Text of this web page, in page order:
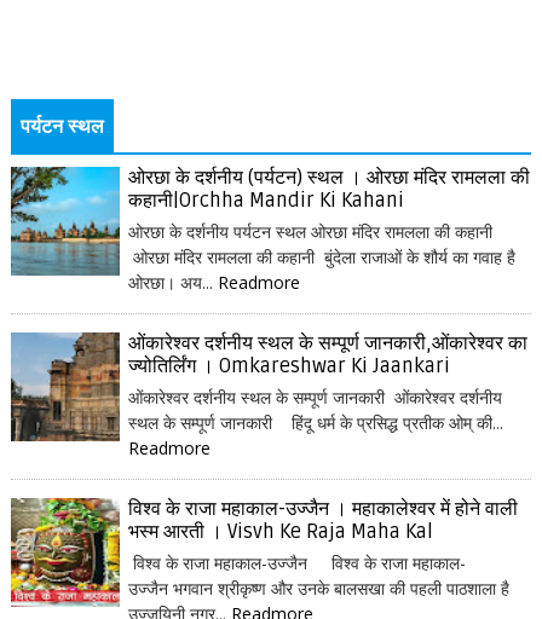
पर्यटन स्थल
ओरछा के दर्शनीय (पर्यटन) स्थल । ओरछा मंदिर रामलला की
कहानी|Orchha Mandir Ki Kahani
ओरछा के दर्शनीय पर्यटन स्थल ओरछा मंदिर रामलला की कहानी
ओरछा मंदिर रामलला की कहानी बुंदेला राजाओं के शौर्य का गवाह है
ओरछा। अय... Readmore
ओंकारेश्वर दर्शनीय स्थल के सम्पूर्ण जानकारी,ओंकारेश्वर का
ज्योतिर्लिंग । Omkareshwar Ki Jaankari
ओंकारेश्वर दर्शनीय स्थल के सम्पूर्ण जानकारी ओंकारेश्वर दर्शनीय
स्थल के सम्पूर्ण जानकारी हिंदू धर्म के प्रसिद्ध प्रतीक ओम् की...
Readmore
विश्व के राजा महाकाल-उज्जैन । महाकालेश्वर में होने वाली
भस्म आरती । Visvh Ke Raja Maha Kal
विश्व के राजा महाकाल-उज्जैन विश्व के राजा महाकाल-
उज्जैन भगवान श्रीकृष्ण और उनके बालसखा की पहली पाठशाला है
उज्जयिनी नगर... Readmore